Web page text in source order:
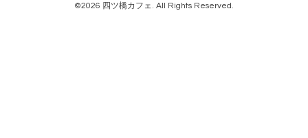
©2026 四ツ橋カフェ. All Rights Reserved.